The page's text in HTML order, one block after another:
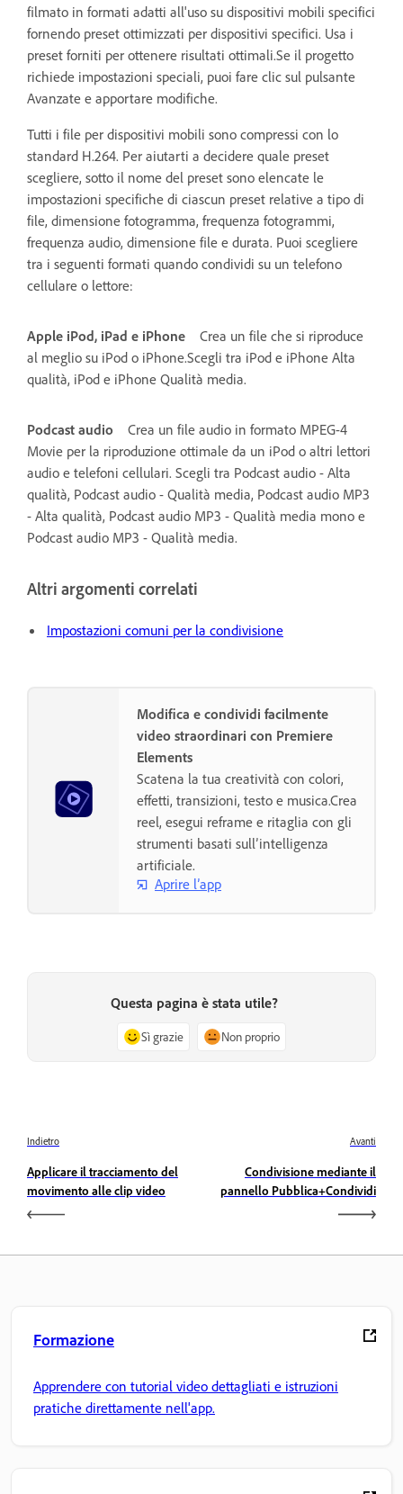
filmato in formati adatti all'uso su dispositivi mobili specifici
fornendo preset ottimizzati per dispositivi specifici. Usa i
preset forniti per ottenere risultati ottimali.Se il progetto
richiede impostazioni speciali, puoi fare clic sul pulsante
Avanzate e apportare modifiche.
Tutti i file per dispositivi mobili sono compressi con lo
standard H.264. Per aiutarti a decidere quale preset
scegliere, sotto il nome del preset sono elencate le
impostazioni specifiche di ciascun preset relative a tipo di
file, dimensione fotogramma, frequenza fotogrammi,
frequenza audio, dimensione file e durata. Puoi scegliere
tra i seguenti formati quando condividi su un telefono
cellulare o lettore:
Apple iPod, iPad e iPhone
Crea un file che si riproduce
al meglio su iPod o iPhone.Scegli tra iPod e iPhone Alta
qualità, iPod e iPhone Qualità media.
Podcast audio
Crea un file audio in formato MPEG-4
Movie per la riproduzione ottimale da un iPod o altri lettori
audio e telefoni cellulari. Scegli tra Podcast audio - Alta
qualità, Podcast audio - Qualità media, Podcast audio MP3
- Alta qualità, Podcast audio MP3 - Qualità media mono e
Podcast audio MP3 - Qualità media.
Altri argomenti correlati
Impostazioni comuni per la condivisione
Modifica e condividi facilmente
video straordinari con Premiere
Elements
Scatena la tua creatività con colori,
effetti, transizioni, testo e musica.Crea
reel, esegui reframe e ritaglia con gli
strumenti basati sull’intelligenza
artificiale.
Aprire l’app
Questa pagina è stata utile?
Sì grazie Non proprio
Indietro
Applicare il tracciamento del
movimento alle clip video
Avanti
Condivisione mediante il
pannello Pubblica+Condividi
Formazione
Apprendere con tutorial video dettagliati e istruzioni
pratiche direttamente nell'app.